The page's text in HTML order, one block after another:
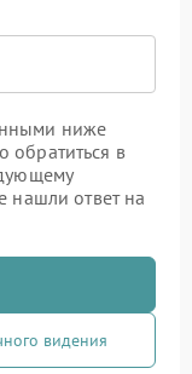
ниже
обратиться в
нашли ответ на
видения